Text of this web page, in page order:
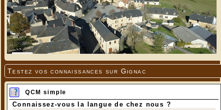
Testez vos connaissances sur Gignac
QCM simple
Connaissez-vous la langue de chez nous ?